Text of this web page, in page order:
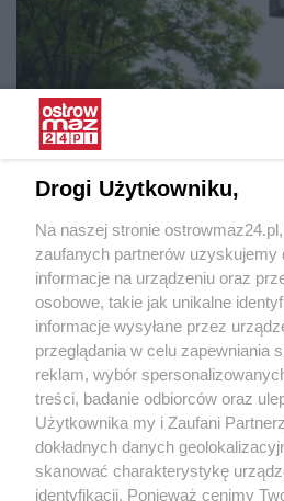
Odeszli do wieczności:Odeszli do
Drogi Użytkowniku,
Na naszej stronie
zaufanych partnerów
informacje na urządzeniu oraz
osobowe, takie jak unikalne
informacje wysyłane przez
przeglądania w celu zapewniania
reklam, wybór
treści, badanie odbiorców oraz
Użytkownika my i Zaufani
dokładnych danych
skanować charakterystykę
identyfikacji. Ponieważ cenimy